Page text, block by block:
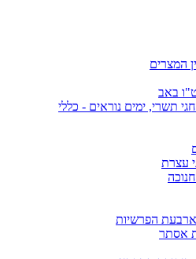
המצרים
באב
תשרי, ימים נוראים - כללי
עצרת
הפרשיות
אסתר